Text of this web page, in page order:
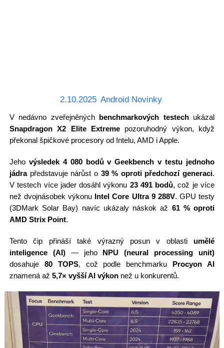
2.10.2025 Android Novinky
V nedávno zveřejněných benchmarkových testechukázal
Snapdragon X2 Elite Extreme pozoruhodný výkon, když
překonal špičkové procesory od Intelu, AMD i Apple.
Jeho výsledek 4 080 bodů v Geekbench v testu jednoho
jádrapředstavuje nárůst o 39 % oproti předchozí generaci.
V testech více jader dosáhl výkonu 23 491 bodů, což je více
než dvojnásobek výkonu Intel Core Ultra 9 288V. GPU testy
(3DMark Solar Bay) navíc ukázaly náskok až 61 % oproti
AMD Strix Point.
Tento čip přináší také výrazný posun v oblasti umělé
inteligence (AI)— jeho NPU (neural processing unit)
dosahuje 80 TOPS, což podle benchmarku
Procyon AI
znamená až 5,7× vyšší AI výkonnež u konkurentů.